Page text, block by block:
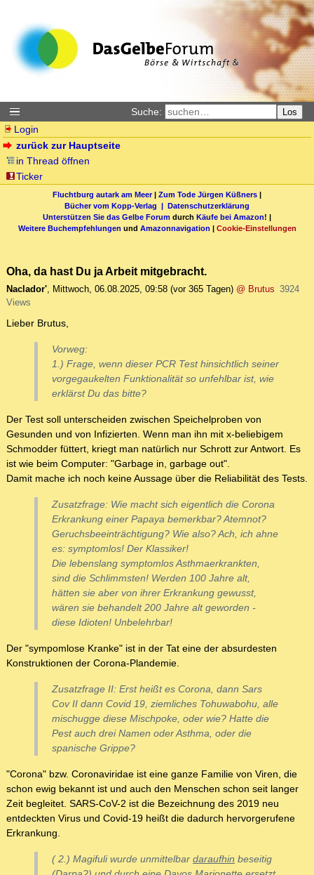
Suche: Los
Login
zurück zur Hauptseite
in Thread öffnen
Ticker
Fluchtburg autark am Meer| Zum Tode Jürgen Küßners |
Bücher vom Kopp-Verlag | Datenschutzerklärung
Unterstützen Sie das Gelbe Forum durch Käufe bei Amazon! |
Weitere Buchempfehlungen und Amazonnavigation | Cookie-Einstellungen
Oha, da hast Du ja Arbeit mitgebracht.
Naclador', Mittwoch, 06.08.2025, 09:58 (vor 365 Tagen) @ Brutus 3924
Views
Lieber Brutus,
Vorweg:
1.) Frage, wenn dieser PCR Test hinsichtlich seiner
vorgegaukelten Funktionalität so unfehlbar ist, wie
erklärst Du das bitte?
Der Test soll unterscheiden zwischen Speichelproben von
Gesunden und von Infizierten. Wenn man ihn mit x-beliebigem
Schmodder füttert, kriegt man natürlich nur Schrott zur Antwort. Es
ist wie beim Computer: "Garbage in, garbage out".
Damit mache ich noch keine Aussage über die Reliabilität des Tests.
Zusatzfrage: Wie macht sich eigentlich die Corona
Erkrankung einer Papaya bemerkbar? Atemnot?
Geruchsbeeinträchtigung? Wie also? Ach, ich ahne
es: symptomlos! Der Klassiker!
Die lebenslang symptomlos Asthmaerkrankten,
sind die Schlimmsten! Werden 100 Jahre alt,
hätten sie aber von ihrer Erkrankung gewusst,
wären sie behandelt 200 Jahre alt geworden -
diese Idioten! Unbelehrbar!
Der "sympomlose Kranke" ist in der Tat eine der absurdesten
Konstruktionen der Corona-Plandemie.
Zusatzfrage II: Erst heißt es Corona, dann Sars
Cov II dann Covid 19, ziemliches Tohuwabohu, alle
mischugge diese Mischpoke, oder wie? Hatte die
Pest auch drei Namen oder Asthma, oder die
spanische Grippe?
"Corona" bzw. Coronaviridae ist eine ganze Familie von Viren, die
schon ewig bekannt ist und auch den Menschen schon seit langer
Zeit begleitet. SARS-CoV-2 ist die Bezeichnung des 2019 neu
entdeckten Virus und Covid-19 heißt die dadurch hervorgerufene
Erkrankung.
( 2.) Magifuli wurde unmittelbar daraufhin beseitig